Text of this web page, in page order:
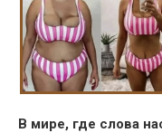
В мире, где слова